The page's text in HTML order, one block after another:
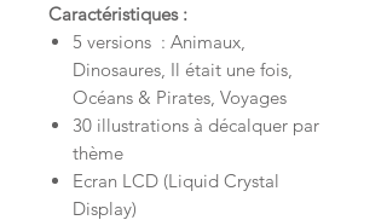
Caractéristiques :
5 versions : Animaux,
Dinosaures, Il était une fois,
Océans & Pirates, Voyages
30 illustrations à décalquer par
thème
Ecran LCD (Liquid Crystal
Display)